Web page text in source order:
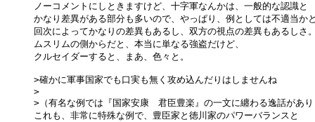
ノーコメントにしときますけど、十字軍なんかは、一般的な認識と
かなり差異がある部分も多いので、やっぱり、例としては不適当か
回次によってかなりの差異もあるし、双方の視点の差異もあるしさ
ムスリムの側からだと、本当に単なる強盗だけど、
クルセイダーすると、まあ、色々と。
>確かに軍事国家でも口実も無く攻め込んだりはしませんね
>
>（有名な例では『国家安康　君臣豊楽』の一文に纏わる逸話があ
これも、非常に特殊な例で、豊臣家と徳川家のパワーバランスと